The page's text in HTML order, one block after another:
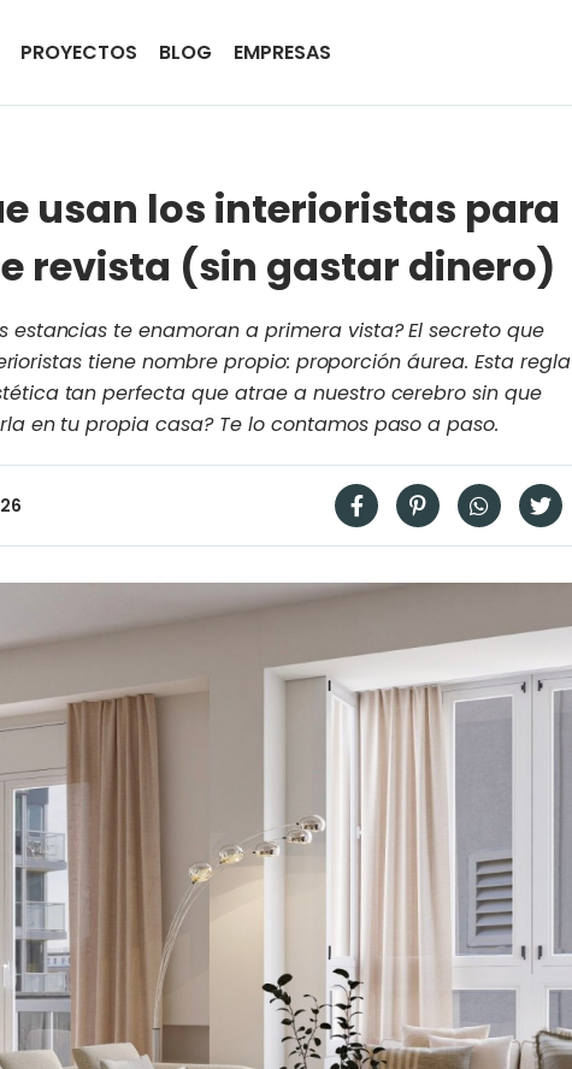
PROYECTOS BLOG EMPRESAS
usan los interioristas para
revista (sin gastar dinero)
te enamoran a primera vista? El secreto que
tiene nombre propio: proporción áurea. Esta regla
tan perfecta que atrae a nuestro cerebro sin que
en tu propia casa? Te lo contamos paso a paso.